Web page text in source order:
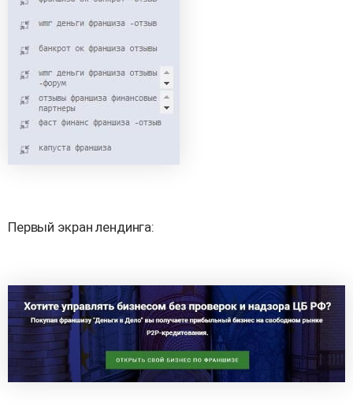
Первый экран лендинга: